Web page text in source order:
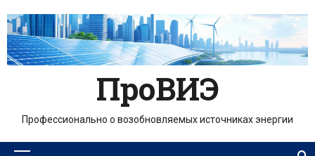
содержимому
ПроВИЭ
Профессионально о возобновляемых источниках энергии